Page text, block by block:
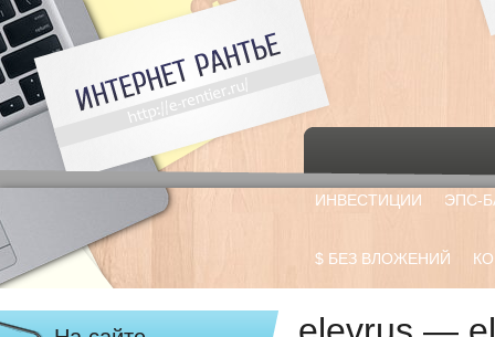
ИНВЕСТИЦИИ ЭПС-
$ БЕЗ ВЛОЖЕНИЙ